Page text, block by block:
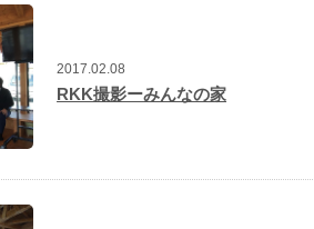
2017.02.08
RKK撮影ーみんなの家